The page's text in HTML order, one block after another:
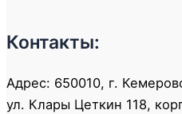
Контакты:
Адрес: 650010, г.
ул. Клары Цеткин 118,